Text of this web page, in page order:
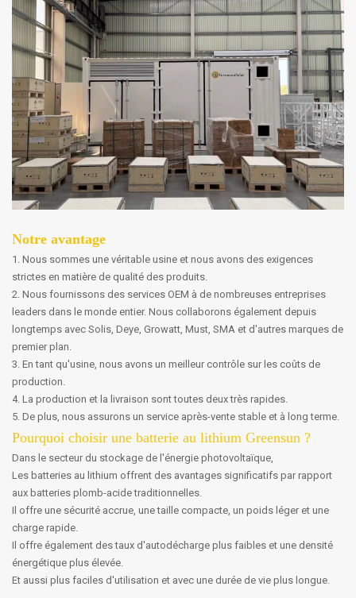
Notre avantage
1. Nous sommes une véritable usine et nous avons des exigences
strictes en matière de qualité des produits.
2. Nous fournissons des services OEM à de nombreuses entreprises
leaders dans le monde entier. Nous collaborons également depuis
longtemps avec Solis, Deye, Growatt, Must, SMA et d'autres marques de
premier plan.
3. En tant qu'usine, nous avons un meilleur contrôle sur les coûts de
production.
4. La production et la livraison sont toutes deux très rapides.
5. De plus, nous assurons un service après-vente stable et à long terme.
Pourquoi choisir une batterie au lithium Greensun ?
Dans le secteur du stockage de l'énergie photovoltaïque,
Les batteries au lithium offrent des avantages significatifs par rapport
aux batteries plomb-acide traditionnelles.
Il offre une sécurité accrue, une taille compacte, un poids léger et une
charge rapide.
Il offre également des taux d'autodécharge plus faibles et une densité
énergétique plus élevée.
Et aussi plus faciles d'utilisation et avec une durée de vie plus longue.